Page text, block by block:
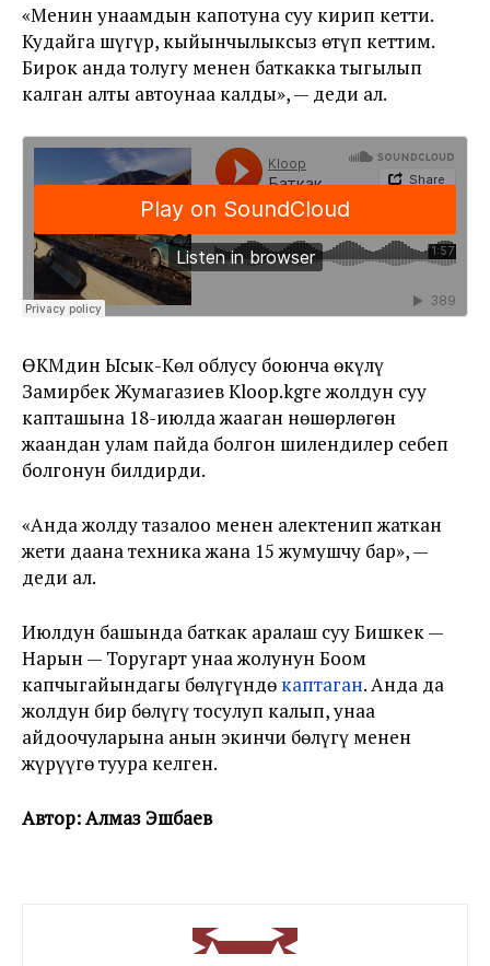
«Менин унаамдын капотуна суу кирип кетти.
Кудайга шүгүр, кыйынчылыксыз өтүп кеттим.
Бирок анда толугу менен баткакка тыгылып
калган алты автоунаа калды», — деди ал.
ӨКМдин Ысык-Көл облусу боюнча өкүлү
Замирбек Жумагазиев Kloop.kgге жолдун суу
капташына 18-июлда жааган нөшөрлөгөн
жаандан улам пайда болгон шилендилер себеп
болгонун билдирди.
«Анда жолду тазалоо менен алектенип жаткан
жети даана техника жана 15 жумушчу бар», —
деди ал.
Июлдун башында баткак аралаш суу Бишкек —
Нарын — Торугарт унаа жолунун Боом
капчыгайындагы бөлүгүндө каптаган. Анда да
жолдун бир бөлүгү тосулуп калып, унаа
айдоочуларына анын экинчи бөлүгү менен
жүрүүгө туура келген.
Автор: Алмаз Эшбаев